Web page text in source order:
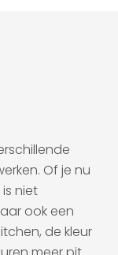
Of je nu
niet
ook een
de kleur